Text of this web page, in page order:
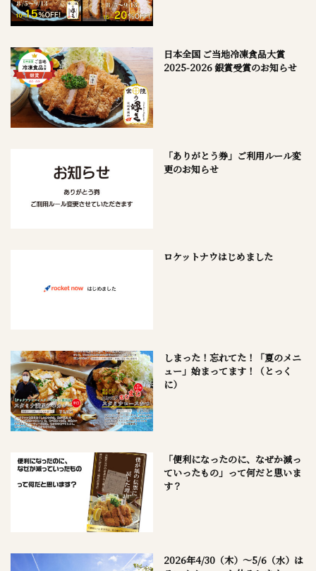
日本全国 ご当地冷凍食品大賞
2025-2026 銀賞受賞のお知らせ
「ありがとう券」ご利用ルール変
更のお知らせ
ロケットナウはじめました
しまった！忘れてた！「夏のメニ
ュー」始まってます！（とっく
に）
「便利になったのに、なぜか減っ
ていったもの」って何だと思いま
す？
2026年4/30（木）～5/6（水）は